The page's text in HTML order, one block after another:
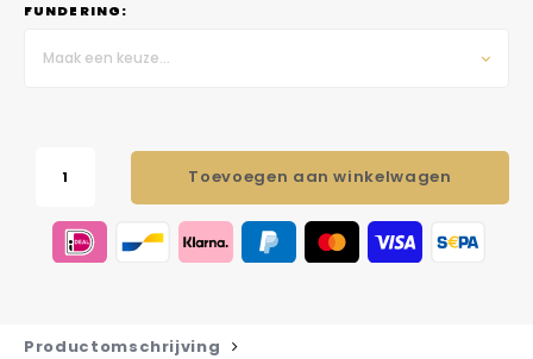
FUNDERING:
Maak een keuze...
Toevoegen aan winkelwagen
Productomschrijving